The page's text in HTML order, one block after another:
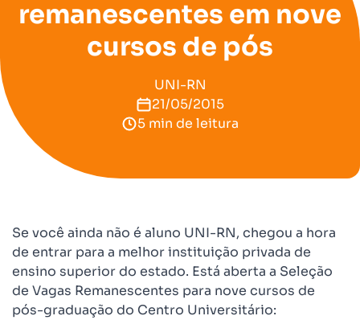
remanescentes em nove
cursos de pós
UNI-RN
21/05/2015
5 min de leitura
Se você ainda não é aluno UNI-RN, chegou a hora
de entrar para a melhor instituição privada de
ensino superior do estado. Está aberta a Seleção
de Vagas Remanescentes para nove cursos de
pós-graduação do Centro Universitário: